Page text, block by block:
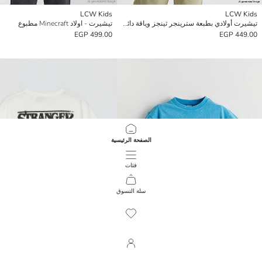
الصفحة الرئيسية
فئات
سلة التسوق
LCW Kids
تيشيرت أولادي بطبعة سترينجر ثينجز وياقة دائرية
449.00 EGP
LCW Kids
تيشيرت - اولاد Minecraft مطبوع
499.00 EGP